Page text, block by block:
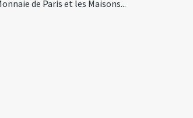
de Paris et les Maisons...